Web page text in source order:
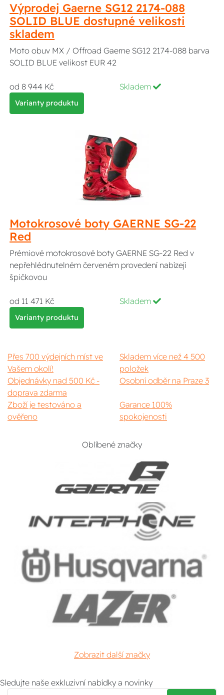
Výprodej Gaerne SG12 2174-088
SOLID BLUE dostupné velikosti
skladem
Moto obuv MX / Offroad Gaerne SG12 2174-088 barva
SOLID BLUE velikost EUR 42
od 8 944 Kč Skladem
Varianty produktu
Motokrosové boty GAERNE SG-22
Red
Prémiové motokrosové boty GAERNE SG-22 Red v
nepřehlédnutelném červeném provedení nabízejí
špičkovou
od 11 471 Kč Skladem
Varianty produktu
Přes 700 výdejních míst ve
Vašem okolí!
Skladem více než 4 500
položek
Objednávky nad 500 Kč -
doprava zdarma
Osobní odběr na Praze 3
Zboží je testováno a
ověřeno
Garance 100%
spokojenosti
Oblíbené značky
Zobrazit další značky
Sledujte naše exkluzivní nabídky a novinky